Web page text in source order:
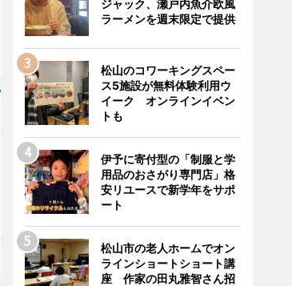
ジャック、瀬戸内魚介欧風
ラーメンを週末限定で提供
松山のコワーキングスペー
ス5施設が無料体験利用ウ
イーク オンラインイベン
トも
伊予に寄付型の「制服と学
用品のおさがり専門店」格
安リユースで新学年をサポ
ート
松山市の老人ホームでオン
ラインショートショート講
座 作家の田丸雅智さん招